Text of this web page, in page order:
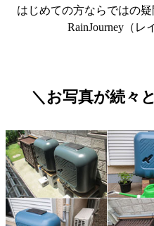
はじめての方ならではの
RainJourney（レ
＼お写真が続々